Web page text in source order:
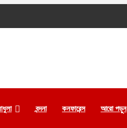
বন্দনা কনফারেন্স আরো পড়ুন